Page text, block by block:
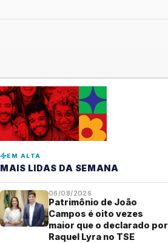
EM ALTA
MAIS LIDAS DA SEMANA
06/08/2026
Patrimônio de João
Campos é oito vezes
maior que o declarado por
Raquel Lyra no TSE